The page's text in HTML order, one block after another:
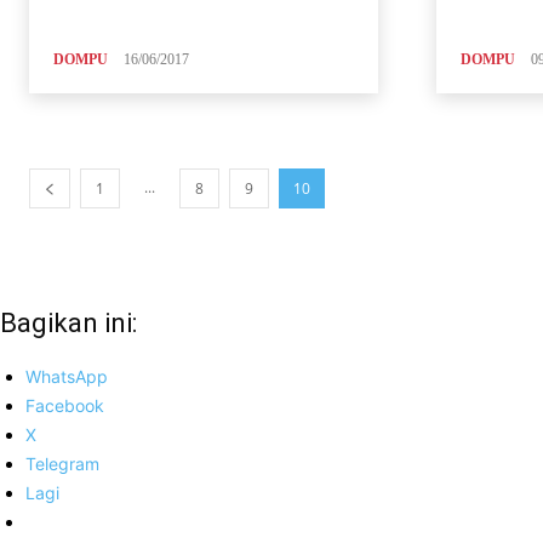
DOMPU 16/06/2017 DOMPU
1 ... 8 9 10
Bagikan ini:
WhatsApp
Facebook
X
Telegram
Lagi